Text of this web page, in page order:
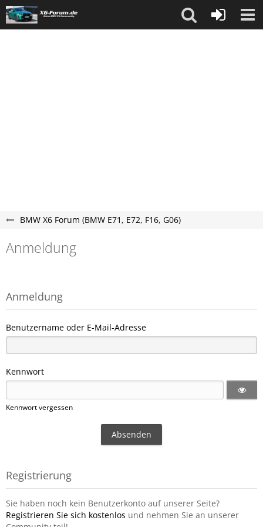
BMW X6 Forum (BMW E71, E72, F16, G06)
Anmeldung
Anmeldung
Benutzername oder E-Mail-Adresse
Kennwort
Kennwort vergessen
Registrierung
Sie haben noch kein Benutzerkonto auf unserer Seite?
Registrieren Sie sich kostenlos und nehmen Sie an unserer